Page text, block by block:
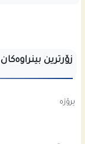
زۆرترین بینراوەکان
پرۆژە